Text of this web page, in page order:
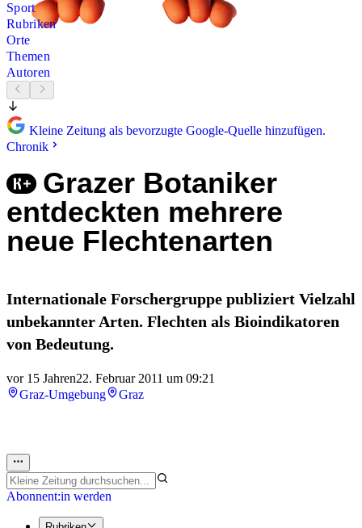
Sport
Rubriken
Orte
Themen
Autoren
Kleine Zeitung als bevorzugte Google-Quelle hinzufügen.
Chronik
Grazer Botaniker
entdeckten mehrere
neue Flechtenarten
Internationale Forschergruppe publiziert Vielzahl
unbekannter Arten. Flechten als Bioindikatoren
von Bedeutung.
vor 15 Jahren22. Februar 2011 um 09:21
Graz-Umgebung
Graz
Abonnent:in werden